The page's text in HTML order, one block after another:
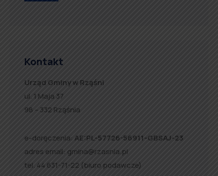
Kontakt
Urząd Gminy w Rząśni
ul. 1 Maja 37
98 – 332 Rząśnia
e-doręczenia: AE:PL-57726-56911-GBSAJ-23
adres email: gmina@rzasnia.pl
tel. 44 631-71-22 (biuro podawcze)